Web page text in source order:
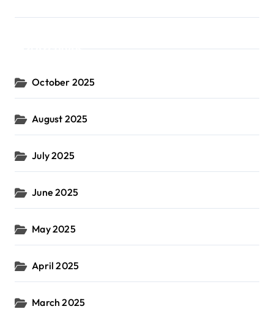
October 2025
August 2025
July 2025
June 2025
May 2025
April 2025
March 2025